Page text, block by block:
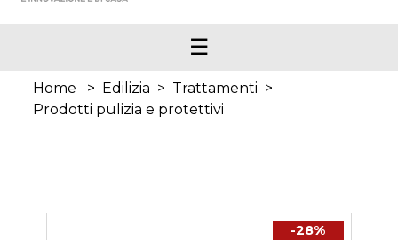
☰
Home > Edilizia > Trattamenti >
Prodotti pulizia e protettivi
-28%